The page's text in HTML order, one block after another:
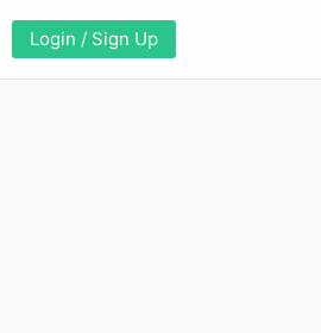
Login / Sign Up